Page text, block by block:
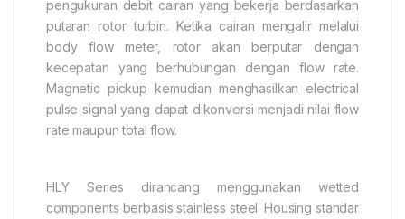
pengukuran debit cairan yang bekerja berdasarkan
putaran rotor turbin. Ketika cairan mengalir melalui
body flow meter, rotor akan berputar dengan
kecepatan yang berhubungan dengan flow rate.
Magnetic pickup kemudian menghasilkan electrical
pulse signal yang dapat dikonversi menjadi nilai flow
rate maupun total flow.
HLY Series dirancang menggunakan wetted
components berbasis stainless steel. Housing standar